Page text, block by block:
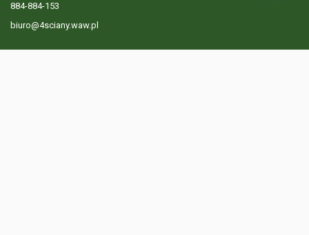
884-884-153
biuro@4sciany.waw.pl